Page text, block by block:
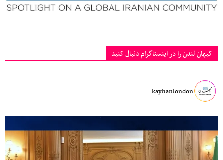
کیهان لندن را در اینستاگرام دنبال کنید
kayhanlondon